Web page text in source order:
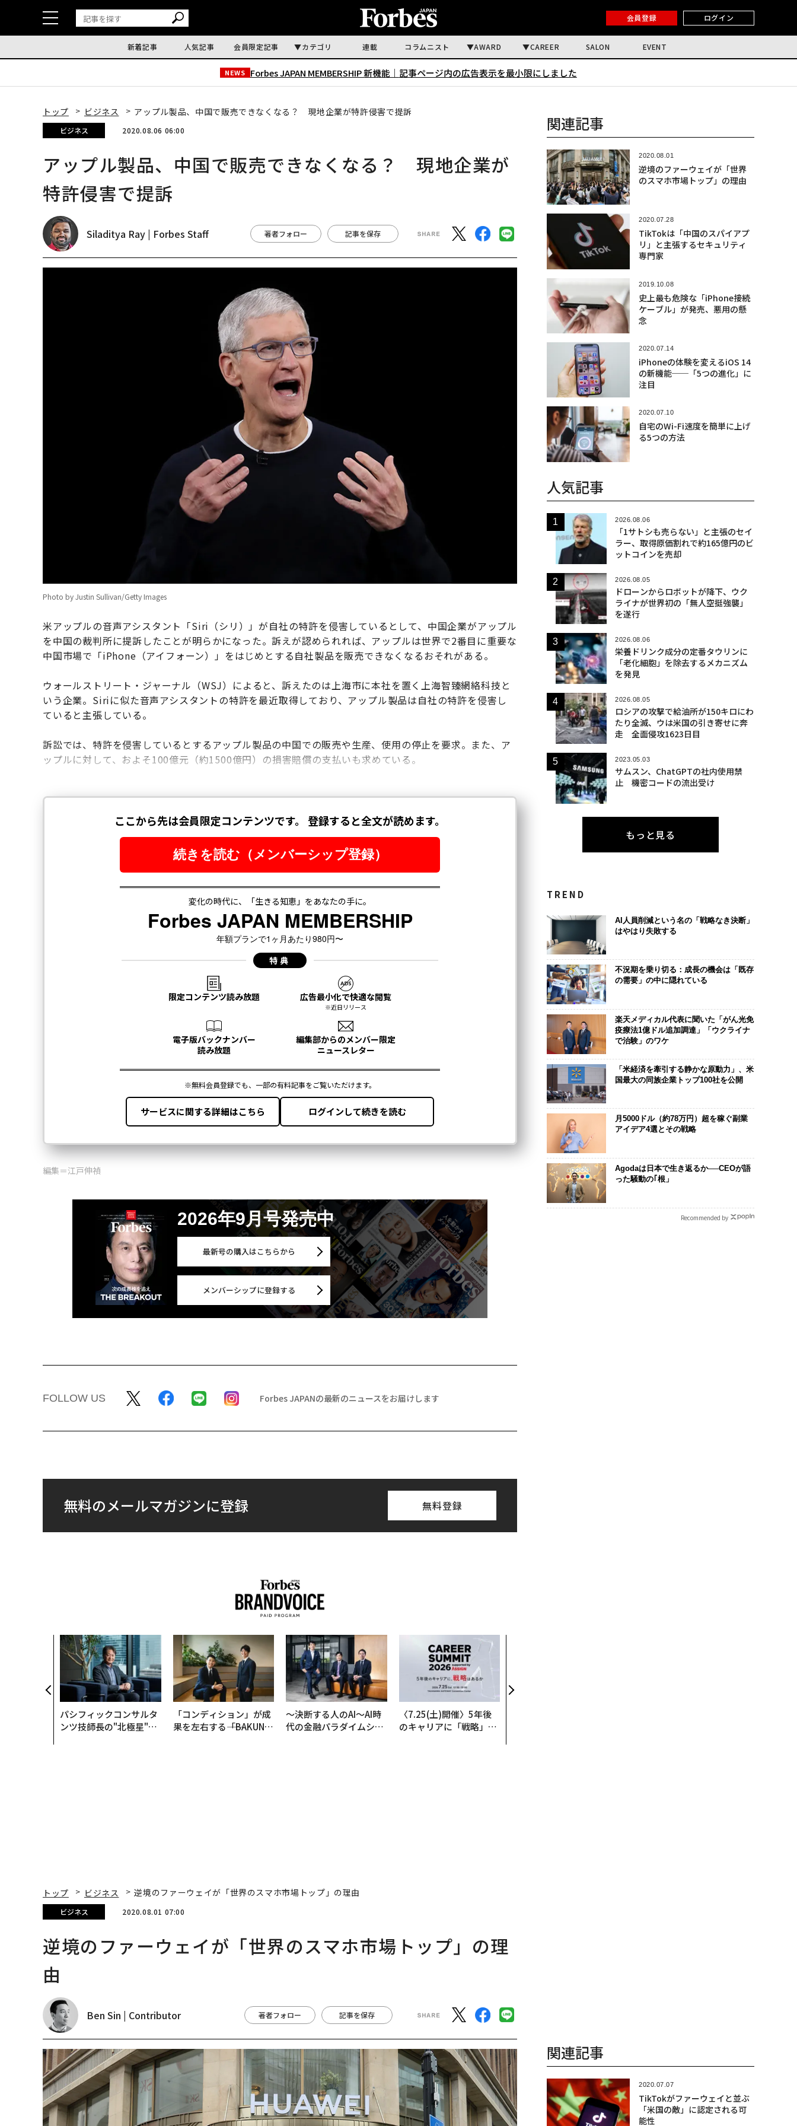
会員登録 ログイン
新着記事 人気記事 会員限定記事 カテゴリ 連載 コラムニスト AWARD CAREER SALON EVENT
NEWS Forbes JAPAN MEMBERSHIP 新機能｜ 記事ページ内の広告表示を最小限にしました
トップ ビジネス アップル製品、中国で販売できなくなる？ 現地企業が特許侵害で提訴
ビジネス 2020.08.06 06:00
アップル製品、中国で販売できなくなる？ 現地企業が
特許侵害で提訴
Siladitya Ray | Forbes Staff 著者フォロー 記事を保存
Photo by Justin Sullivan/Getty Images
米アップルの音声アシスタント「Siri（シリ）」が自社の特許を侵害しているとして、中国企業がアップル
を中国の裁判所に提訴したことが明らかになった。訴えが認められれば、アップルは世界で2番目に重要な
中国市場で「iPhone（アイフォーン）」をはじめとする自社製品を販売できなくなるおそれがある。
ウォールストリート・ジャーナル（WSJ）によると、訴えたのは上海市に本社を置く上海智臻網絡科技と
いう企業。Siriに似た音声アシスタントの特許を最近取得しており、アップル製品は自社の特許を侵害し
ていると主張している。
訴訟では、特許を侵害しているとするアップル製品の中国での販売や生産、使用の停止を要求。また、ア
ップルに対して、およそ100億元（約1500億円）の損害賠償の支払いも求めている。
編集＝江戸伸禎
2026年9月号発売中
最新号の購入はこちらから
メンバーシップに登録する
FOLLOW US Forbes JAPANの最新のニュースをお届けします
無料のメールマガジンに登録 無料登録
パシフィックコンサルタ
ンツ技師長の"北極星"。
「コンディション」が成
果を左右する――「BAKUN
〜決断する人のAI〜AI時
代の金融パラダイムシフ
〈7.25(土)開催〉5年後
のキャリアに「戦略」は
ビジネス×PwC】
関連記事
2020.08.01
逆境のファーウェイが「世界
のスマホ市場トップ」の理由
2020.07.28
TikTokは「中国のスパイアプ
リ」と主張するセキュリティ
専門家
2019.10.08
史上最も危険な「iPhone接続
ケーブル」が発売、悪用の懸
念
2020.07.14
iPhoneの体験を変えるiOS 14
の新機能──「5つの進化」に
注目
2020.07.10
自宅のWi-Fi速度を簡単に上げ
る5つの方法
人気記事
2026.08.06
「1サトシも売らない」と主張のセイ
ラー、取得原価割れで約165億円のビ
ットコインを売却
2026.08.05
ドローンからロボットが降下、ウク
ライナが世界初の「無人空挺強襲」
を遂行
2026.08.06
栄養ドリンク成分の定番タウリンに
「老化細胞」を除去するメカニズム
を発見
2026.08.05
ロシアの攻撃で給油所が150キロにわ
たり全滅、ウは米国の引き寄せに奔
走 全面侵攻1623日目
2023.05.03
サムスン、ChatGPTの社内使用禁
止 機密コードの流出受け
もっと見る
TREND
AI人員削減という名の「戦略なき決断」
はやはり失敗する
不況期を乗り切る：成長の機会は「既存
の需要」の中に隠れている
楽天メディカル代表に聞いた「がん光免
疫療法1億ドル追加調達」「ウクライナ
で治験」のワケ
「米経済を牽引する静かな原動力」、米
国最大の同族企業トップ100社を公開
月5000ドル（約78万円）超を稼ぐ副業
アイデア4選とその戦略
Agodaは日本で生き返るか──CEOが語
った騒動の｢根」
Recommended by
トップ ビジネス 逆境のファーウェイが「世界のスマホ市場トップ」の理由
ビジネス 2020.08.01 07:00
逆境のファーウェイが「世界のスマホ市場トップ」の理
由
Ben Sin | Contributor 著者フォロー 記事を保存
2020.07.14
の新機能──「5つの進化」に
注目